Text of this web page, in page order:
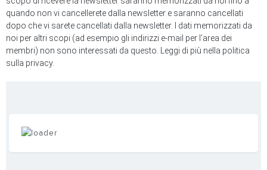
quando non vi cancellerete dalla newsletter e saranno cancellati
dopo che vi sarete cancellati dalla newsletter. I dati memorizzati da
noi per altri scopi (ad esempio gli indirizzi e-mail per l’area dei
membri) non sono interessati da questo. Leggi di più nella politica
sulla privacy.